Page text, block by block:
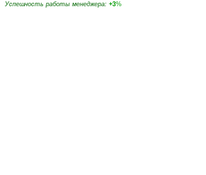
Успешность работы менеджера: +3%